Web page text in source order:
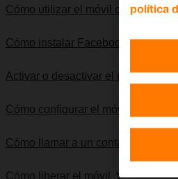
Cómo utilizar el móvil como punto
Cómo instalar Facebook
Activar o desactivar el uso del
Cómo configurar el móvil para SMS
Cómo llamar a un contacto de la
Cómo liberar el móvil
política